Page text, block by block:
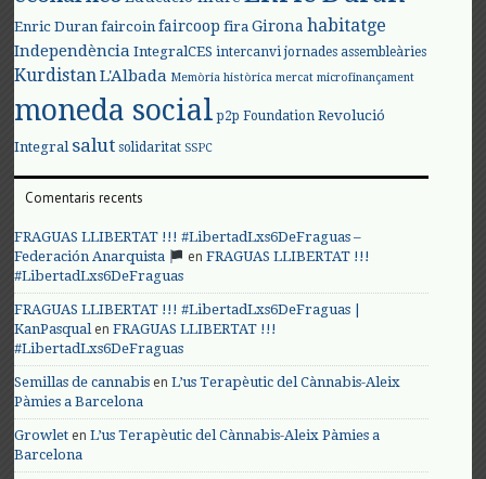
Enric Duran faircoin faircoop fira Girona habitatge
Independència IntegralCES intercanvi jornades assembleàries
KurdistanL'Albada Memòria històrica mercat microfinançament
moneda social p2p Foundation Revolució
Integral salut solidaritat SSPC
Comentaris recents
FRAGUAS LLIBERTAT !!! #LibertadLxs6DeFraguas –
Federación Anarquista
enFRAGUAS LLIBERTAT !!!
#LibertadLxs6DeFraguas
FRAGUAS LLIBERTAT !!! #LibertadLxs6DeFraguas |
KanPasqualenFRAGUAS LLIBERTAT !!!
#LibertadLxs6DeFraguas
Semillas de cannabis enL’us Terapèutic del Cànnabis-Aleix
Pàmies a Barcelona
Growlet enL’us Terapèutic del Cànnabis-Aleix Pàmies a
Barcelona